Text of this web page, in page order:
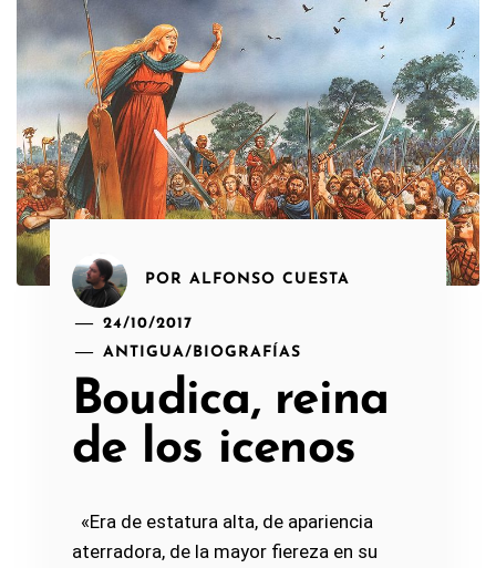
POR ALFONSO CUESTA
24/10/2017
ANTIGUA/BIOGRAFÍAS
Boudica, reina
de los icenos
«Era de estatura alta, de apariencia
aterradora, de la mayor fiereza en su